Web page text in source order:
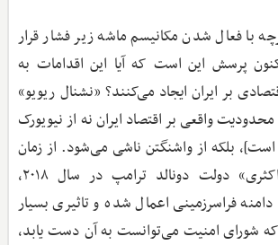
با فعال شدن مکانیسم ماشه زیر فشار قرار
پرسش این است که آیا این اقدامات به
بر ایران ایجاد می‌کنند؟ «نشنال ریویو»
واقعی بر اقتصاد ایران نه از نیویورک
بلکه از واشنگتن ناشی می‌شود. از زمان
کمپین «فشار حداکثری» دولت دونالد ترامپ در سال ۲۰۱۸،
دامنه فراسرزمینی اعمال شده و تاثیری بسیار
شورای امنیت می‌توانست به آن دست یابد،